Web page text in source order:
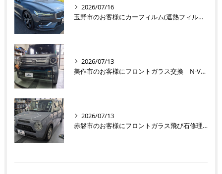
2026/07/16
玉野市のお客様にカーフィルム(遮熱フィルム) V60【nexus株式会社】
2026/07/13
美作市のお客様にフロントガラス交換 N-VAN【nexus株式会社】
2026/07/13
赤磐市のお客様にフロントガラス飛び石修理 ラパン【nexus株式会社】